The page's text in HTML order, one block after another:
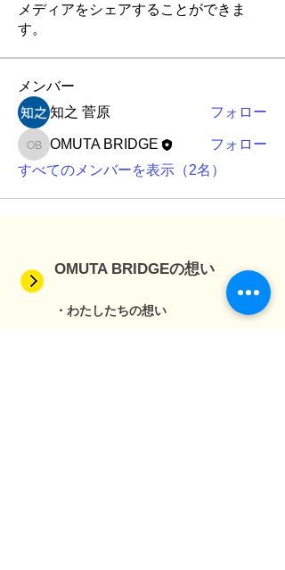
メディアをシェアすることができま
す。
メンバー
知之 菅原
フォロー
OMUTA BRIDGE
OMUTA BRIDGE
フォロー
すべてのメンバーを表示（2名）
OMUTA BRIDGEの想い
・わたしたちの想い